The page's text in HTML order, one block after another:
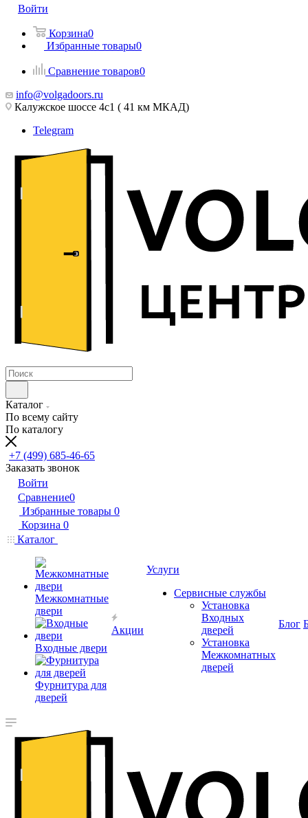
Войти
Корзина0
Избранные товары0
Сравнение товаров0
info@volgadoors.ru
Калужское шоссе 4с1 ( 41 км МКАД)
Telegram
Каталог
По всему сайту
По каталогу
+7 (499) 685-46-65
Заказать звонок
Войти
Сравнение0
Избранные товары 0
Корзина 0
Каталог
Межкомнатные
двери
Входные двери
Фурнитура для
дверей
Акции
Услуги
Сервисные службы
Установка
Входных
дверей
Установка
Межкомнатных
дверей
Блог